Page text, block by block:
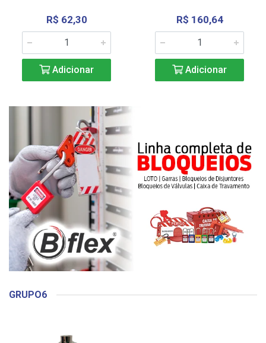
R$ 62,30
Adicionar
R$ 160,64
Adicionar
GRUPO6